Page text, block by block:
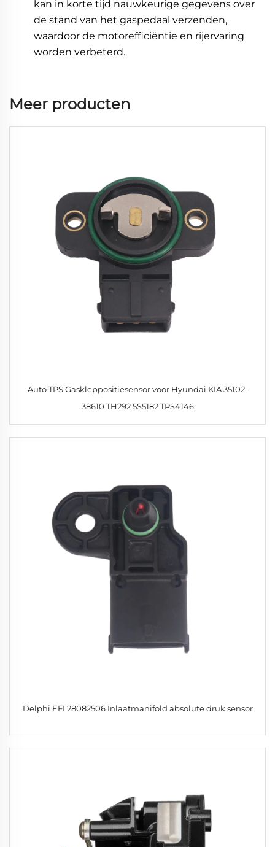
kan in korte tijd nauwkeurige gegevens over
de stand van het gaspedaal verzenden,
waardoor de motorefficiëntie en rijervaring
worden verbeterd.
Meer producten
Auto TPS Gaskleppositiesensor voor Hyundai KIA 35102-
38610 TH292 5S5182 TPS4146
Delphi EFI 28082506 Inlaatmanifold absolute druk sensor